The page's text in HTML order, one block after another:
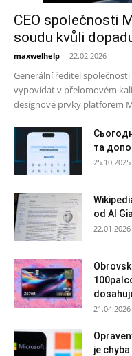
CEO společnosti
soudu kvůli
maxwelhelp - 22.02.2026
Generální ředitel
vypovídat v přelomovém
designové prvky platforem
та
25.10.2025
od AI
22.01.2026
21.04.2026
je